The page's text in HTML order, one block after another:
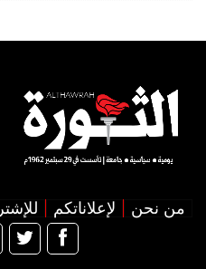
من نحن لإعلاناتكم